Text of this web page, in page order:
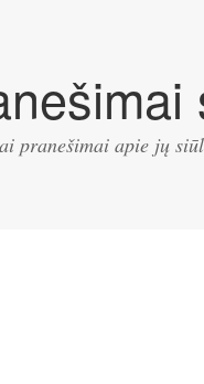
pranešimai apie jų